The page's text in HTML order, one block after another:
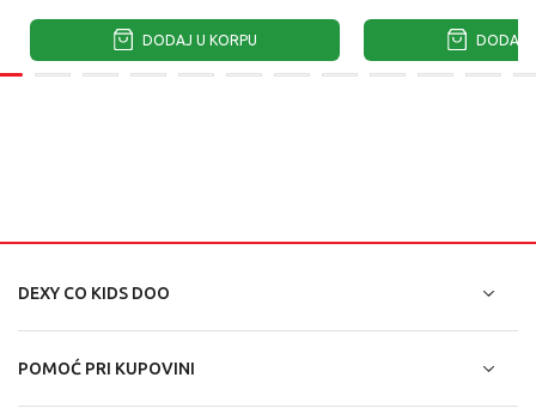
DODAJ U KORPU DODAJ
DEXY CO KIDS DOO
POMOĆ PRI KUPOVINI